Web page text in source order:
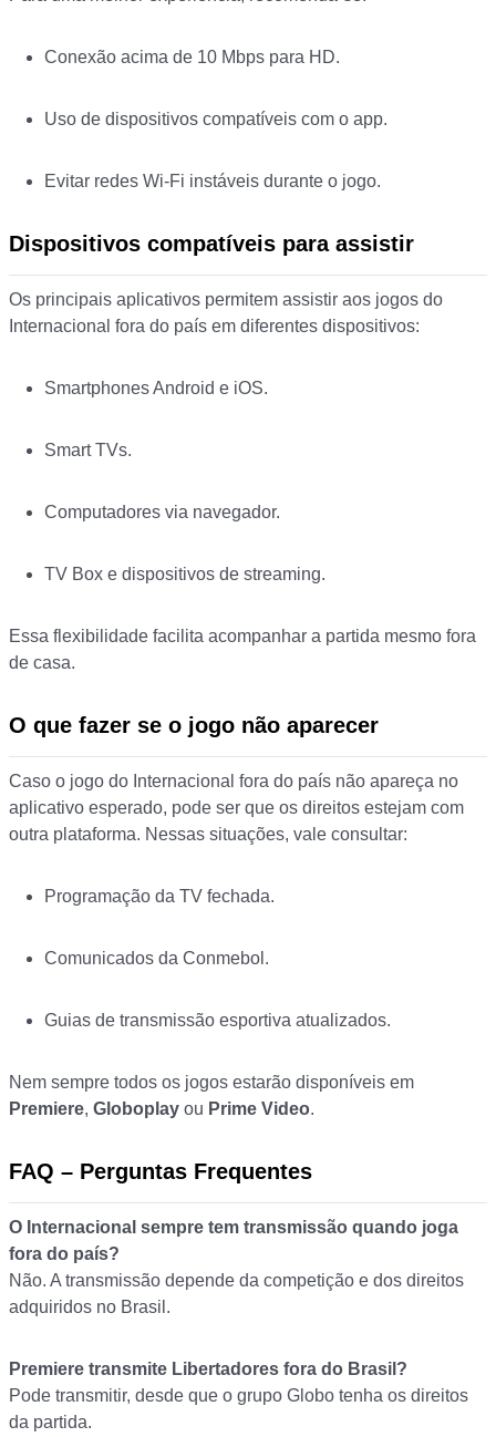
Conexão acima de 10 Mbps para HD.
Uso de dispositivos compatíveis com o app.
Evitar redes Wi-Fi instáveis durante o jogo.
Dispositivos compatíveis para assistir
Os principais aplicativos permitem assistir aos jogos do
Internacional fora do país em diferentes dispositivos:
Smartphones Android e iOS.
Smart TVs.
Computadores via navegador.
TV Box e dispositivos de streaming.
Essa flexibilidade facilita acompanhar a partida mesmo fora
de casa.
O que fazer se o jogo não aparecer
Caso o jogo do Internacional fora do país não apareça no
aplicativo esperado, pode ser que os direitos estejam com
outra plataforma. Nessas situações, vale consultar:
Programação da TV fechada.
Comunicados da Conmebol.
Guias de transmissão esportiva atualizados.
Nem sempre todos os jogos estarão disponíveis em
Premiere, Globoplay ou Prime Video.
FAQ – Perguntas Frequentes
O Internacional sempre tem transmissão quando joga
fora do país?
Não. A transmissão depende da competição e dos direitos
adquiridos no Brasil.
Premiere transmite Libertadores fora do Brasil?
Pode transmitir, desde que o grupo Globo tenha os direitos
da partida.